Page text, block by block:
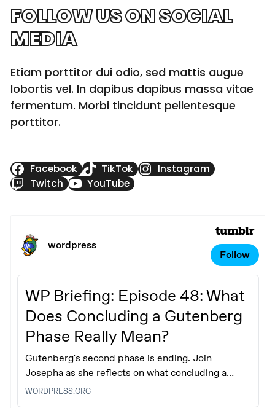
FOLLOW US ON SOCIAL
MEDIA
Etiam porttitor dui odio, sed mattis augue
lobortis vel. In dapibus dapibus massa vitae
fermentum. Morbi tincidunt pellentesque
porttitor.
Facebook TikTok
Instagram
Twitch
YouTube